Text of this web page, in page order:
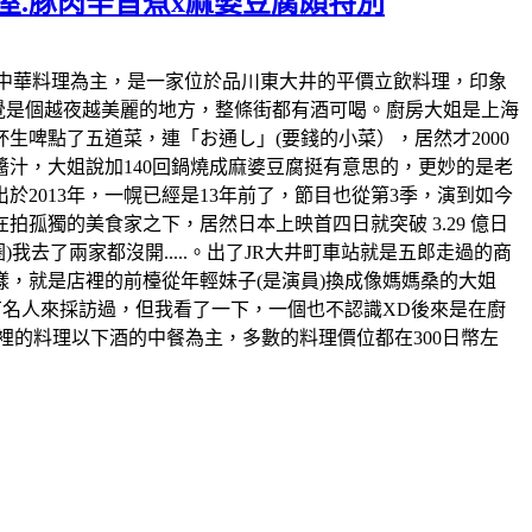
華料理為主，是一家位於品川東大井的平價立飲料理，印象
個越夜越美麗的地方，整條街都有酒可喝。廚房大姐是上海
啤點了五道菜，連「お通し」(要錢的小菜），居然才2000
，大姐說加140回鍋燒成麻婆豆腐挺有意思的，更妙的是老
2013年，一幌已經是13年前了，節目也從第3季，演到如今
孤獨的美食家之下，居然日本上映首四日就突破 3.29 億日
去了兩家都沒開.....。出了JR大井町車站就是五郎走過的商
就是店裡的前檯從年輕妹子(是演員)換成像媽媽桑的大姐
人來採訪過，但我看了一下，一個也不認識XD後來是在廚
料理以下酒的中餐為主，多數的料理價位都在300日幣左